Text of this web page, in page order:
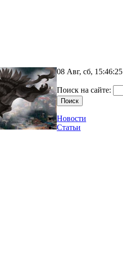
08 Авг, сб, 15:46:25
Поиск на сайте:
Новости
Статьи